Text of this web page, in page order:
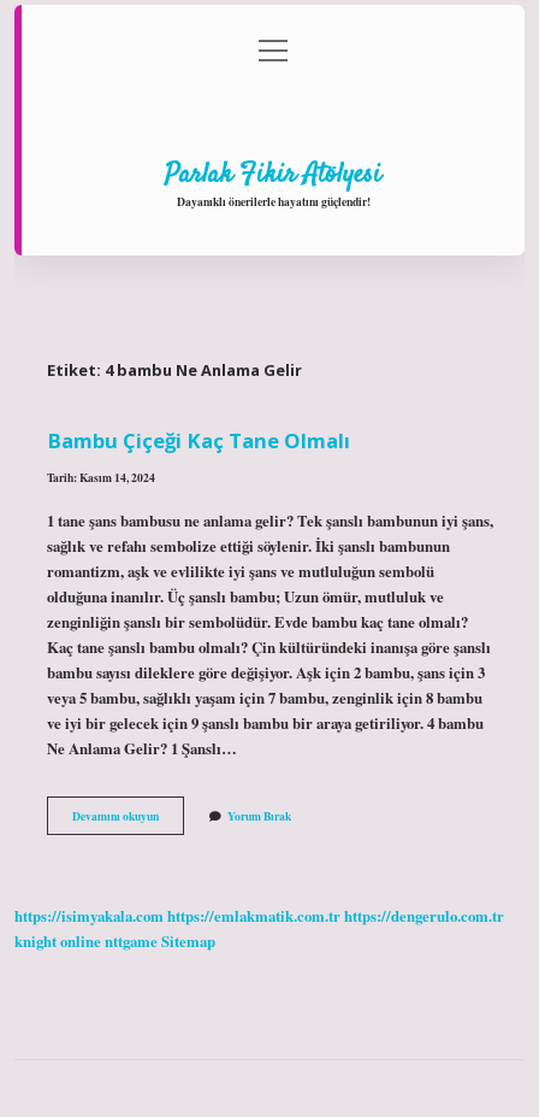
Gizlilik Politikası
menüyü
aç
Parlak Fikir Atölyesi
Dayanıklı önerilerle hayatını güçlendir!
Etiket: 4 bambu Ne Anlama Gelir
Bambu Çiçeği Kaç Tane Olmalı
Tarih: Kasım 14, 2024
1 tane şans bambusu ne anlama gelir? Tek şanslı bambunun iyi şans,
sağlık ve refahı sembolize ettiği söylenir. İki şanslı bambunun
romantizm, aşk ve evlilikte iyi şans ve mutluluğun sembolü
olduğuna inanılır. Üç şanslı bambu; Uzun ömür, mutluluk ve
zenginliğin şanslı bir sembolüdür. Evde bambu kaç tane olmalı?
Kaç tane şanslı bambu olmalı? Çin kültüründeki inanışa göre şanslı
bambu sayısı dileklere göre değişiyor. Aşk için 2 bambu, şans için 3
veya 5 bambu, sağlıklı yaşam için 7 bambu, zenginlik için 8 bambu
ve iyi bir gelecek için 9 şanslı bambu bir araya getiriliyor. 4 bambu
Ne Anlama Gelir? 1 Şanslı…
Devamını okuyunBambu
Çiçeği
Yorum Bırak
https://isimyakala.comhttps://emlakmatik.com.trhttps://dengerulo.com.tr
knight onlinenttgameSitemap